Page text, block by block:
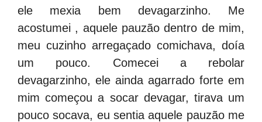
ele mexia bem devagarzinho. Me
acostumei , aquele pauzão dentro de mim,
meu cuzinho arregaçado comichava, doía
um pouco. Comecei a rebolar
devagarzinho, ele ainda agarrado forte em
mim começou a socar devagar, tirava um
pouco socava, eu sentia aquele pauzão me